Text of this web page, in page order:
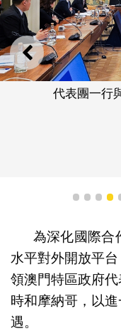
上一則
代表團一行
1 2 3 4
為深化國際合
水平對外開放平
領澳門特區政府
時和摩納哥，以
遇。